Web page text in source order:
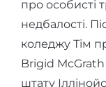
про особисті
недбалості.
коледжу Тім
Brigid McGrath
штату